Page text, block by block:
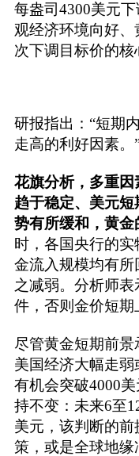
每盎司4300美元
观经济环境向好
次下调目标价的核
研报指出：“短期
走高的利好因素。
花旗分析，多重
趋于稳定、美元
势有所缓和，黄金
时，各国央行的
金流入规模均有
之减弱。分析师
件，否则金价短期
尽管黄金短期前
美国经济大幅走
有机会突破4000
持不变：未来6至
美元，该判断的
策，或是全球地缘